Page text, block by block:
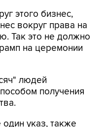
этого бизнес,
вокруг права на
Так это не должно
на церемонии
людей
получения
указ, также